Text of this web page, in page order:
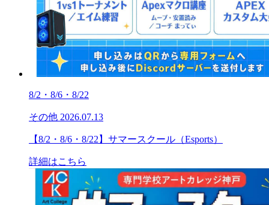
8/2・8/6・8/22
その他 2026.07.13
【8/2・8/6・8/22】サマースクール（Esports）
詳細はこちら